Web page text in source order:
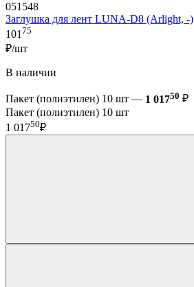
051548
Заглушка для лент LUNA-D8 (Arlight, -)
101 75
₽/шт
В наличии
Пакет (полиэтилен) 10 шт — 1 01750 ₽
Пакет (полиэтилен) 10 шт
1 01750₽